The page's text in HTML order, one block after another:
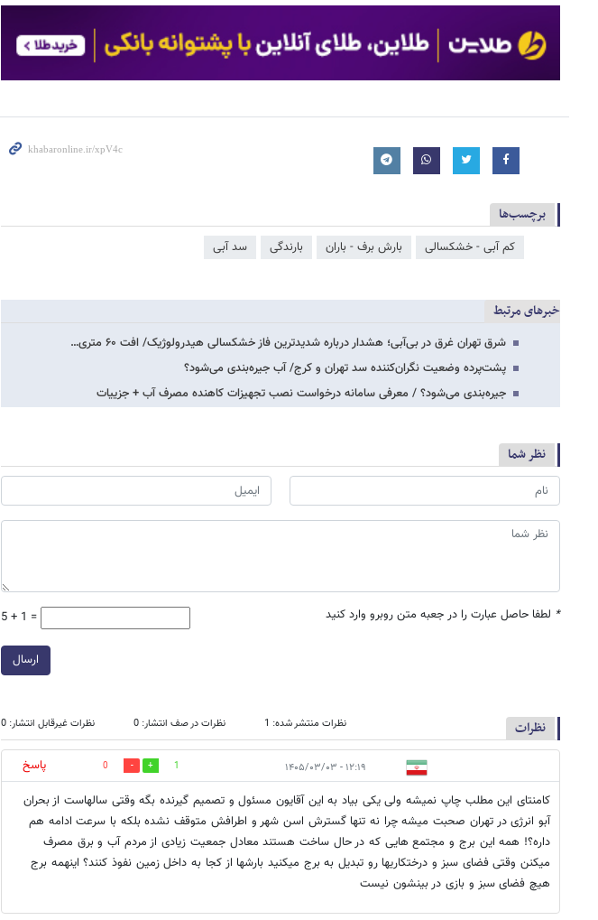
برچسب‌ها
کم آبی - خشکسالی بارش برف - باران بارندگی سد آبی
خبرهای مرتبط
شرق تهران غرق در بی‌آبی؛ هشدار درباره شدیدترین فاز خشکسالی هیدرولوژیک/ افت ۶۰ متری…
پشت‌پرده وضعیت نگران‌کننده سد تهران و کرج/ آب جیره‌بندی می‌شود؟
جیره‌بندی می‌شود؟ / معرفی سامانه درخواست نصب تجهیزات کاهنده مصرف آب + جزییات
نظر شما
* لطفا حاصل عبارت را در جعبه متن روبرو وارد کنید 5 + 1 =
ارسال
نظرات نظرات منتشر شده: 1 نظرات در صف انتشار: 0 نظرات غیرقابل انتشار: 0
۱۲:۱۹ - ۱۴۰۵/۰۳/۰۳ 1
0
پاسخ
کامنتای این مطلب چاپ نمیشه ولی یکی بیاد به این آقایون مسئول و تصمیم گیرنده بگه وقتی سالهاست از بحران
آبو انرژی در تهران صحبت میشه چرا نه تنها گسترش اسن شهر و اطرافش متوقف نشده بلکه با سرعت ادامه هم
داره؟! همه این برج و مجتمع هایی که در حال ساخت هستند معادل جمعیت زیادی از مردم آب و برق مصرف
میکنن وقتی فضای سبز و درختکاریها رو تبدیل به برج میکنید بارشها از کجا به داخل زمین نفوذ کنند؟ اینهمه برج
هیچ فضای سبز و بازی در بینشون نیست